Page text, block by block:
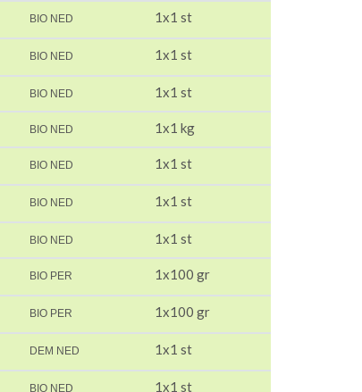
BIO NED 1x1 st
BIO NED 1x1 st
BIO NED 1x1 st
BIO NED 1x1 kg
BIO NED 1x1 st
BIO NED 1x1 st
BIO NED 1x1 st
BIO PER 1x100 gr
BIO PER 1x100 gr
DEM NED 1x1 st
BIO NED 1x1 st